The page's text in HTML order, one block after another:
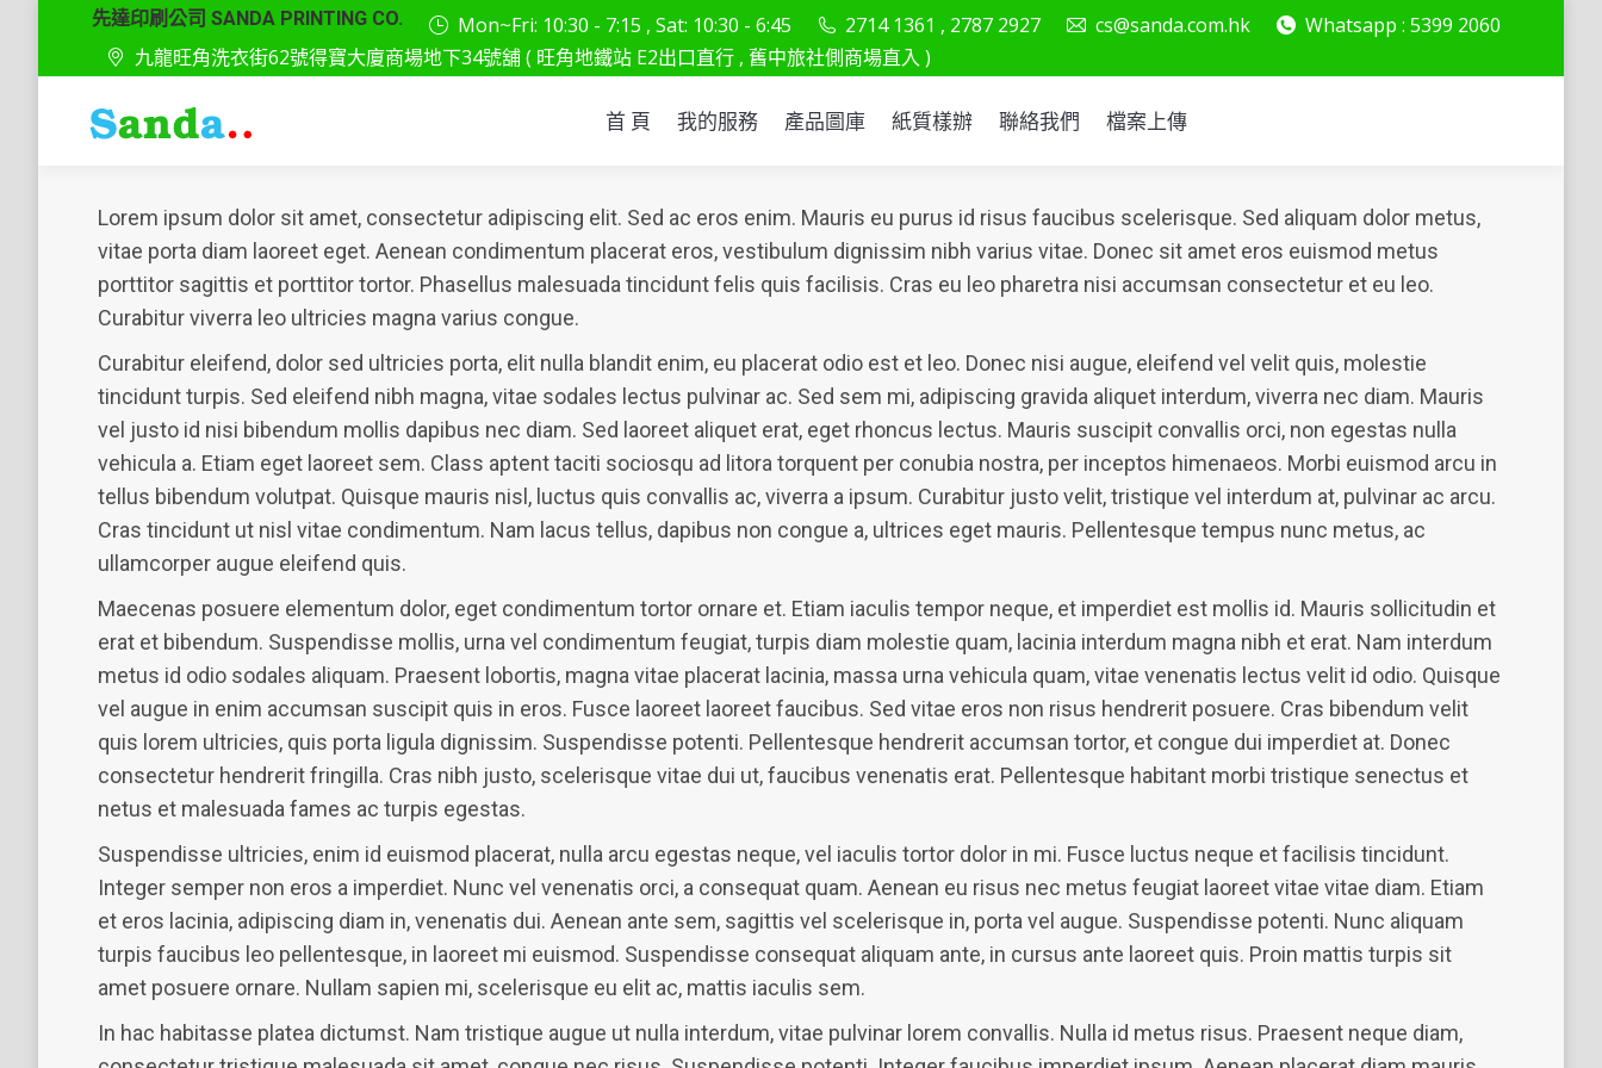
先達印刷公司 SANDA PRINTING CO. Mon~Fri: 10:30 - 7:15 , Sat: 10:30 - 6:45 2714 1361 , 2787 2927 cs@sanda.com.hk
Whatsapp : 5399 2060
九龍旺角洗衣街62號得寶大廈商場地下34號舖 ( 旺角地鐵站 E2出口直行 , 舊中旅社側商場直入 )
首 頁 我的服務 產品圖庫 紙質樣辦 聯絡我們 檔案上傳
Lorem ipsum dolor sit amet, consectetur adipiscing elit. Sed ac eros enim. Mauris eu purus id risus faucibus scelerisque. Sed aliquam dolor metus,
vitae porta diam laoreet eget. Aenean condimentum placerat eros, vestibulum dignissim nibh varius vitae. Donec sit amet eros euismod metus
porttitor sagittis et porttitor tortor. Phasellus malesuada tincidunt felis quis facilisis. Cras eu leo pharetra nisi accumsan consectetur et eu leo.
Curabitur viverra leo ultricies magna varius congue.
Curabitur eleifend, dolor sed ultricies porta, elit nulla blandit enim, eu placerat odio est et leo. Donec nisi augue, eleifend vel velit quis, molestie
tincidunt turpis. Sed eleifend nibh magna, vitae sodales lectus pulvinar ac. Sed sem mi, adipiscing gravida aliquet interdum, viverra nec diam. Mauris
vel justo id nisi bibendum mollis dapibus nec diam. Sed laoreet aliquet erat, eget rhoncus lectus. Mauris suscipit convallis orci, non egestas nulla
vehicula a. Etiam eget laoreet sem. Class aptent taciti sociosqu ad litora torquent per conubia nostra, per inceptos himenaeos. Morbi euismod arcu in
tellus bibendum volutpat. Quisque mauris nisl, luctus quis convallis ac, viverra a ipsum. Curabitur justo velit, tristique vel interdum at, pulvinar ac arcu.
Cras tincidunt ut nisl vitae condimentum. Nam lacus tellus, dapibus non congue a, ultrices eget mauris. Pellentesque tempus nunc metus, ac
ullamcorper augue eleifend quis.
Maecenas posuere elementum dolor, eget condimentum tortor ornare et. Etiam iaculis tempor neque, et imperdiet est mollis id. Mauris sollicitudin et
erat et bibendum. Suspendisse mollis, urna vel condimentum feugiat, turpis diam molestie quam, lacinia interdum magna nibh et erat. Nam interdum
metus id odio sodales aliquam. Praesent lobortis, magna vitae placerat lacinia, massa urna vehicula quam, vitae venenatis lectus velit id odio. Quisque
vel augue in enim accumsan suscipit quis in eros. Fusce laoreet laoreet faucibus. Sed vitae eros non risus hendrerit posuere. Cras bibendum velit
quis lorem ultricies, quis porta ligula dignissim. Suspendisse potenti. Pellentesque hendrerit accumsan tortor, et congue dui imperdiet at. Donec
consectetur hendrerit fringilla. Cras nibh justo, scelerisque vitae dui ut, faucibus venenatis erat. Pellentesque habitant morbi tristique senectus et
netus et malesuada fames ac turpis egestas.
Suspendisse ultricies, enim id euismod placerat, nulla arcu egestas neque, vel iaculis tortor dolor in mi. Fusce luctus neque et facilisis tincidunt.
Integer semper non eros a imperdiet. Nunc vel venenatis orci, a consequat quam. Aenean eu risus nec metus feugiat laoreet vitae vitae diam. Etiam
et eros lacinia, adipiscing diam in, venenatis dui. Aenean ante sem, sagittis vel scelerisque in, porta vel augue. Suspendisse potenti. Nunc aliquam
turpis faucibus leo pellentesque, in laoreet mi euismod. Suspendisse consequat aliquam ante, in cursus ante laoreet quis. Proin mattis turpis sit
amet posuere ornare. Nullam sapien mi, scelerisque eu elit ac, mattis iaculis sem.
In hac habitasse platea dictumst. Nam tristique augue ut nulla interdum, vitae pulvinar lorem convallis. Nulla id metus risus. Praesent neque diam,
首 頁 我的服務 產品圖庫